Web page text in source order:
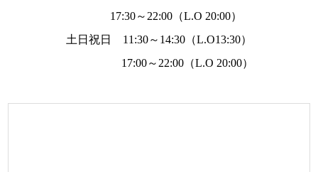
17:30～22:00（L.O 20:00）
土日祝日 11:30～14:30（L.O13:30）
17:00～22:00（L.O 20:00）